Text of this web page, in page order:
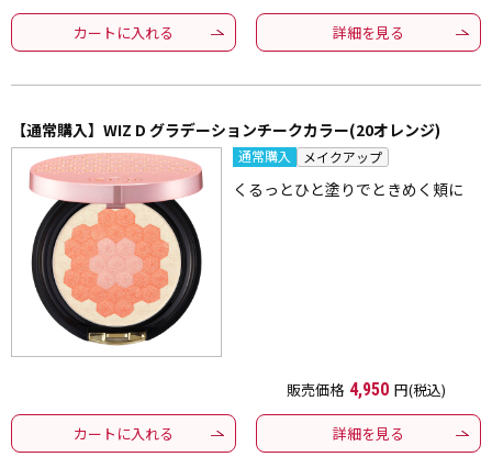
カートに入れる 詳細を見る
【通常購入】WIZ D グラデーションチークカラー(20オレンジ)
通常購入 メイクアップ
くるっとひと塗りでときめく頬に
販売価格 4,950 円(税込)
カートに入れる 詳細を見る